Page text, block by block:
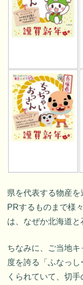
県を代表する物産
PRするものまで様
は、なぜか北海道と
ちなみに、ご当地
度を誇る「ふなっ
くられていて、切